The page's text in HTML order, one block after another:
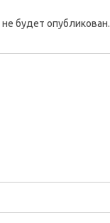
будет опубликован.